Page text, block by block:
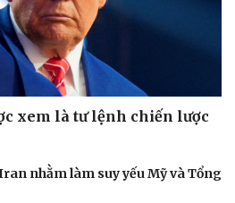
xem là tư lệnh chiến lược
nhằm làm suy yếu Mỹ và Tổng